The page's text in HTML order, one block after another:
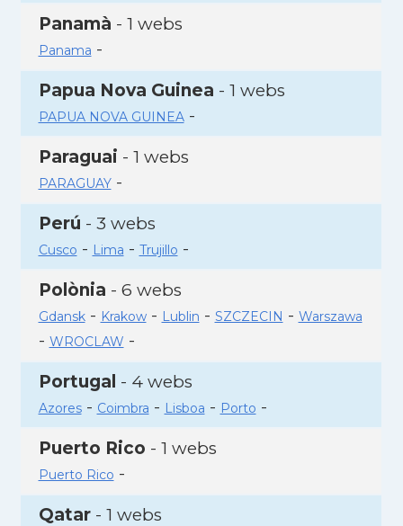
Panamà - 1 webs
Panama -
Papua Nova Guinea - 1 webs
PAPUA NOVA GUINEA-
Paraguai - 1 webs
PARAGUAY-
Perú - 3 webs
Cusco - Lima - Trujillo -
Polònia - 6 webs
Gdansk- Krakow- Lublin - SZCZECIN - Warszawa
- WROCLAW -
Portugal - 4 webs
Azores- Coimbra - Lisboa - Porto -
Puerto Rico - 1 webs
Puerto Rico -
Qatar- 1 webs